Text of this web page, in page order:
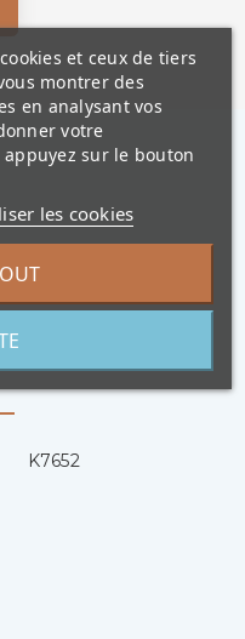
Katia -
K7652
et ceux de tiers
montrer des
en analysant vos
votre
sur le bouton
les cookies